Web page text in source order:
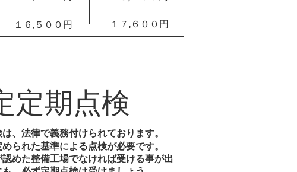
１６,５００円 １７,６００円
定期点検
、法律で義務付けられております。
られた基準による点検が必要です。
めた整備工場でなければ受ける事が出